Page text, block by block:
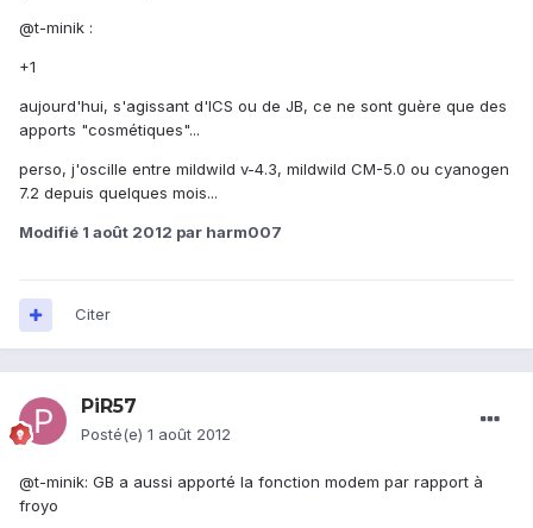
@t-minik :
+1
aujourd'hui, s'agissant d'ICS ou de JB, ce ne sont guère que des
apports "cosmétiques"...
perso, j'oscille entre mildwild v-4.3, mildwild CM-5.0 ou cyanogen
7.2 depuis quelques mois...
Modifié 1 août 2012 par harm007
Citer
PiR57
Posté(e) 1 août 2012
@t-minik: GB a aussi apporté la fonction modem par rapport à
froyo